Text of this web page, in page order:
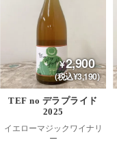
2,900
(税込¥3,190)
TEF no デラプライド
2025
イエローマジックワイナリ
ー